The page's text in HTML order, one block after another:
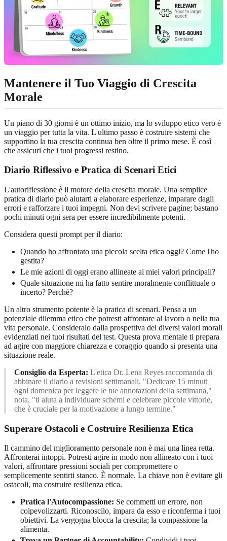
Mantenere il Tuo Viaggio di Crescita
Morale
Un piano di 30 giorni è un ottimo inizio, ma lo sviluppo etico vero è
un viaggio per tutta la vita. L'ultimo passo è costruire sistemi che
supportino la tua crescita continua ben oltre il primo mese. È così
che assicuri che i tuoi progressi restino.
Diario Riflessivo e Pratica di Scenari Etici
L'autoriflessione è il motore della crescita morale. Una semplice
pratica di diario può aiutarti a elaborare esperienze, imparare dagli
errori e rafforzare i tuoi impegni. Non devi scrivere pagine; bastano
pochi minuti ogni sera per essere incredibilmente potenti.
Considera questi prompt per il diario:
Quando ho affrontato una piccola scelta etica oggi? Come l'ho
gestita?
Le mie azioni di oggi erano allineate ai miei valori principali?
Quale situazione mi ha fatto sentire moralmente conflittuale o
incerto? Perché?
Un altro strumento potente è la pratica di scenari. Pensa a un
potenziale dilemma etico che potresti affrontare al lavoro o nella tua
vita personale. Consideralo dalla prospettiva dei diversi valori morali
evidenziati nei tuoi risultati del test. Questa prova mentale ti prepara
ad agire con maggiore chiarezza e coraggio quando si presenta una
situazione reale.
Consiglio da Esperta: L'etica Dr. Lena Reyes raccomanda di
abbinare il diario a revisioni settimanali. "Dedicare 15 minuti
ogni domenica per leggere le tue annotazioni della settimana,"
nota, "ti aiuta a individuare schemi e celebrare piccole vittorie,
che è cruciale per la motivazione a lungo termine."
Superare Ostacoli e Costruire Resilienza Etica
Il cammino del miglioramento personale non è mai una linea retta.
Affronterai intoppi. Potresti agire in modo non allineato con i tuoi
valori, affrontare pressioni sociali per compromettere o
semplicemente sentirti stanco. È normale. La chiave non è evitare gli
ostacoli, ma costruire resilienza etica.
Pratica l'Autocompassione: Se commetti un errore, non
colpevolizzarti. Riconoscilo, impara da esso e riconferma i tuoi
obiettivi. La vergogna blocca la crescita; la compassione la
alimenta.